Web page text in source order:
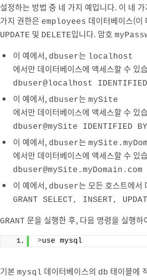
설정하는 방법 중 네 가지 예입니다. 이 네
가지 권한은 employees 데이터베이스(이
UPDATE 및 DELETE입니다. 암호
이 예에서, dbuser는 localhost
에서만 데이터베이스에 액세스할 수 있
dbuser@localhost
이 예에서, dbuser는 mySite
에서만 데이터베이스에 액세스할 수 있
dbuser@mySite IDENTIFIED
이 예에서, dbuser는
에서만 데이터베이스에 액세스할 수 있
이 예에서, dbuser는 모든 호스트에서
GRANT SELECT, INSERT,
GRANT 문을 실행한 후, 다음 명령을 실행하
>use mysql
기본 mysql 데이터베이스의 db 테이블에